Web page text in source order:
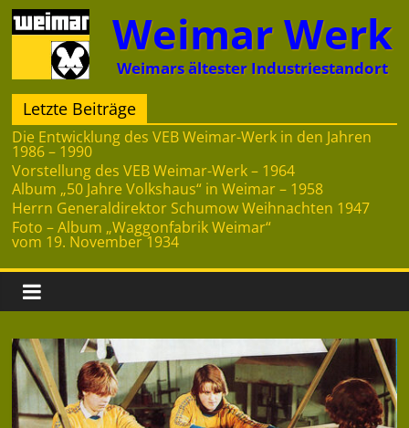
Zum
Inhalt
springen
Weimar Werk
Weimars ältester Industriestandort
Letzte Beiträge
Die Entwicklung des VEB Weimar-Werk in den Jahren
1986 – 1990
Vorstellung des VEB Weimar-Werk – 1964
Album „50 Jahre Volkshaus“ in Weimar – 1958
Herrn Generaldirektor Schumow Weihnachten 1947
Foto – Album „Waggonfabrik Weimar“
vom 19. November 1934